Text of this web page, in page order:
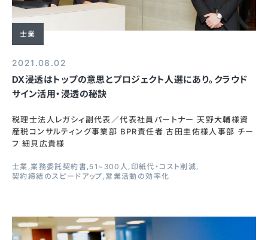
士業
2021.08.02
DX浸透はトップの意思とプロジェクト人選にあり。クラウド
サイン活用・浸透の秘訣
税理士法人レガシィ副代表／代表社員パートナー 天野大輔様資
産税コンサルティング事業部 BPR責任者 古田圭佑様人事部 チー
フ 細貝広貴様
士業 業務委託契約書 51~300人 印紙代・コスト削減
契約締結のスピードアップ 営業活動の効率化